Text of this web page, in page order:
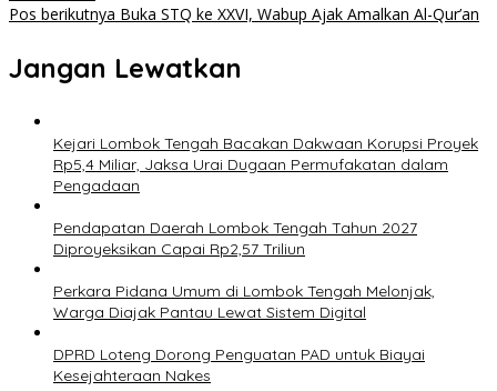
Pos berikutnya Buka STQ ke XXVI, Wabup Ajak Amalkan Al-Qur’an
Jangan Lewatkan
Kejari Lombok Tengah Bacakan Dakwaan Korupsi Proyek
Rp5,4 Miliar, Jaksa Urai Dugaan Permufakatan dalam
Pengadaan
Pendapatan Daerah Lombok Tengah Tahun 2027
Diproyeksikan Capai Rp2,57 Triliun
Perkara Pidana Umum di Lombok Tengah Melonjak,
Warga Diajak Pantau Lewat Sistem Digital
DPRD Loteng Dorong Penguatan PAD untuk Biayai
Kesejahteraan Nakes